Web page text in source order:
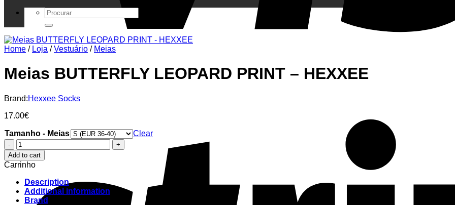
Search
for:
Home / Loja / Vestuário / Meias
Meias BUTTERFLY LEOPARD PRINT – HEXXEE
Brand:Hexxee Socks
17.00€
Tamanho - Meias
Clear
Meias
BUTTERFLY
LEOPARD
PRINT
-
HEXXEE
quantity
Add to cart
Carrinho
Description
Additional information
Brand